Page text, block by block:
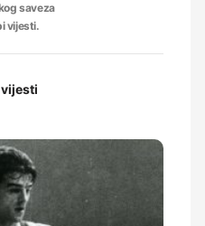
saveza
vijesti.